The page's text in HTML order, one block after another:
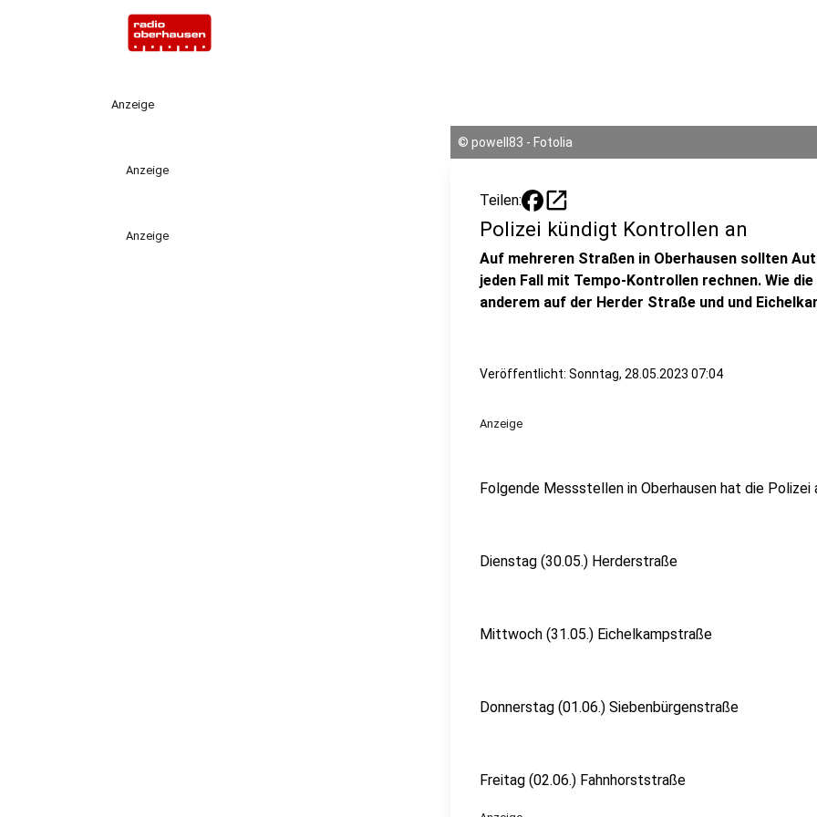
Anzeige
Anzeige
Anzeige
© powell83 - Fotolia
Teilen: open_in_new
Polizei kündigt Kontrollen an
Auf mehreren Straßen in Oberhausen sollten
jeden Fall mit Tempo-Kontrollen rechnen. Wie
anderem auf der Herder Straße und und
Veröffentlicht: Sonntag, 28.05.2023 07:04
Anzeige
Folgende Messstellen in Oberhausen hat die Polizei
Dienstag (30.05.) Herderstraße
Mittwoch (31.05.) Eichelkampstraße
Donnerstag (01.06.) Siebenbürgenstraße
Freitag (02.06.) Fahnhorststraße